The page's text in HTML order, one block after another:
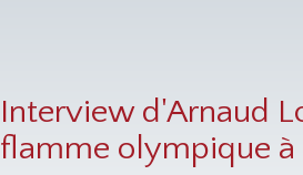
Interview d'Arnaud
flamme olympique à